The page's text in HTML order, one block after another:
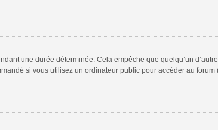
une durée déterminée. Cela empêche que quelqu’un
si vous utilisez un ordinateur public pour accéder au